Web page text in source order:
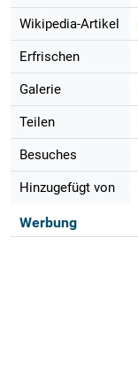
Wikipedia-Artikel
Erfrischen
Galerie
Teilen
Besuches
Hinzugefügt von
Werbung